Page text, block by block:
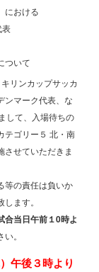
における
表
ついて
リンカップサッカ
マーク代表、な
して、入場待ちの
テゴリー５ 北・南
させていただきま
等の責任は負いか
ます。
合当日午前１0時よ
。
午後３時より